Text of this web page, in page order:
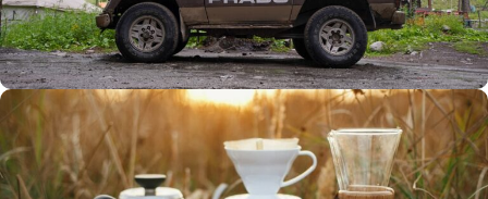
ARAÇ AKSESUARLARI
SATIŞ VE MONTAJ